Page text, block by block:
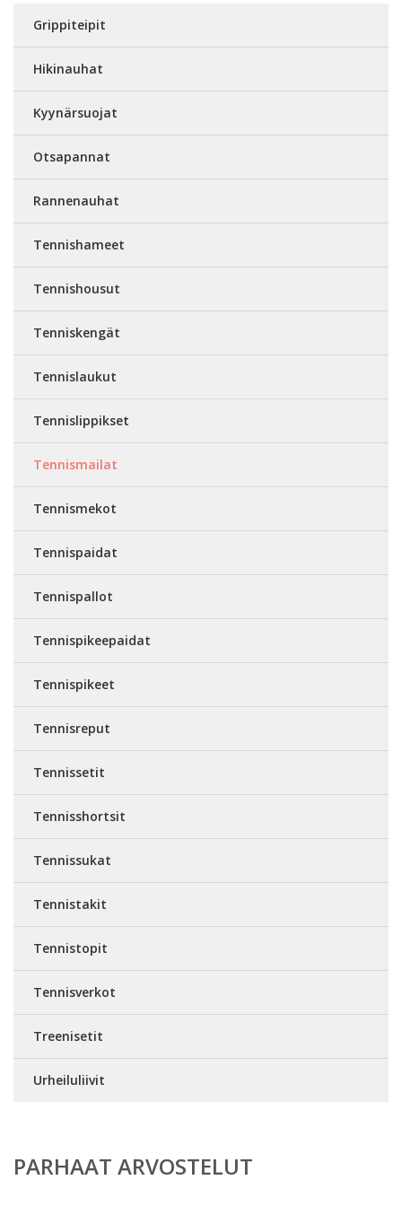
Grippiteipit
Hikinauhat
Kyynärsuojat
Otsapannat
Rannenauhat
Tennishameet
Tennishousut
Tenniskengät
Tennislaukut
Tennislippikset
Tennismailat
Tennismekot
Tennispaidat
Tennispallot
Tennispikeepaidat
Tennispikeet
Tennisreput
Tennissetit
Tennisshortsit
Tennissukat
Tennistakit
Tennistopit
Tennisverkot
Treenisetit
Urheiluliivit
PARHAAT ARVOSTELUT